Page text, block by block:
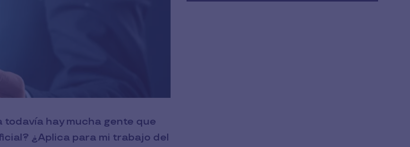
todavía hay mucha gente que
¿Aplica para mi trabajo del